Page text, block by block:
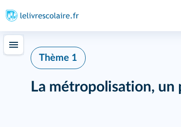
Thème 1
La métropolisation,